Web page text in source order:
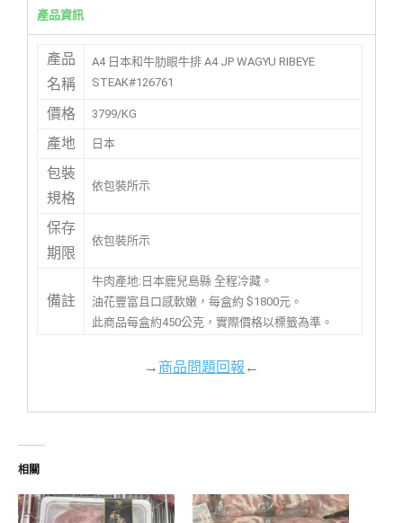
產品資訊
產品
名稱
A4 日本和牛肋眼牛排 A4 JP WAGYU RIBEYE
STEAK#126761
價格 3799/KG
產地 日本
包裝
規格
依包裝所示
保存
期限
依包裝所示
備註
牛肉產地:日本鹿兒島縣 全程冷藏。
油花豐富且口感軟嫩，每盒約 $1800元。
此商品每盒約450公克，實際價格以標籤為準。
→商品問題回報←
相關